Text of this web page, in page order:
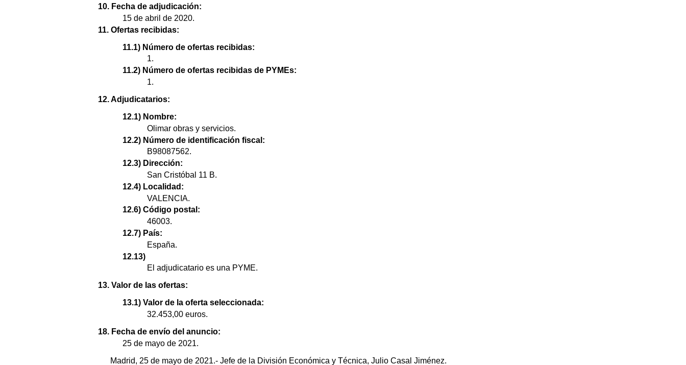
10. Fecha de adjudicación:
15 de abril de 2020.
11. Ofertas recibidas:
11.1) Número de ofertas recibidas:
1.
11.2) Número de ofertas recibidas de PYMEs:
1.
12. Adjudicatarios:
12.1) Nombre:
Olimar obras y servicios.
12.2) Número de identificación fiscal:
B98087562.
12.3) Dirección:
San Cristóbal 11 B.
12.4) Localidad:
VALENCIA.
12.6) Código postal:
46003.
12.7) País:
España.
12.13)
El adjudicatario es una PYME.
13. Valor de las ofertas:
13.1) Valor de la oferta seleccionada:
32.453,00 euros.
18. Fecha de envío del anuncio:
25 de mayo de 2021.
Madrid, 25 de mayo de 2021.- Jefe de la División Económica y Técnica, Julio Casal Jiménez.